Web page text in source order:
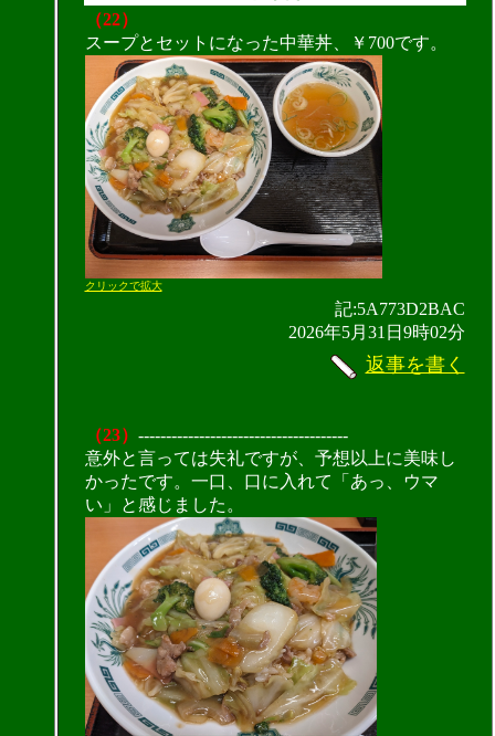
（22）
スープとセットになった中華丼、￥700です。
クリックで拡大
記:5A773D2BAC
2026年5月31日9時02分
返事を書く
（23） --------------------------------------
意外と言っては失礼ですが、予想以上に美味し
かったです。一口、口に入れて「あっ、ウマ
い」と感じました。